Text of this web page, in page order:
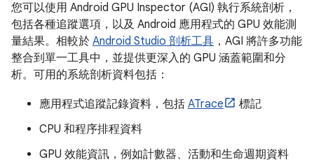
您可以使用 Android GPU Inspector (AGI) 執行系統剖析，
包括各種追蹤選項，以及 Android 應用程式的 GPU 效能測
量結果。相較於 Android Studio 剖析工具 ，AGI 將許多功能
整合到單一工具中，並提供更深入的 GPU 涵蓋範圍和分
析。可用的系統剖析資料包括：
應用程式追蹤記錄資料，包括 ATrace
標記
CPU 和程序排程資料
GPU 效能資訊，例如計數器、活動和生命週期資料